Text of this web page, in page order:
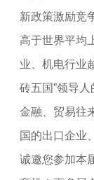
新政策激励竞
高于世界平均
业、机电行业
砖五国”领导
金融、贸易往
国的出口企业
诚邀您参加本